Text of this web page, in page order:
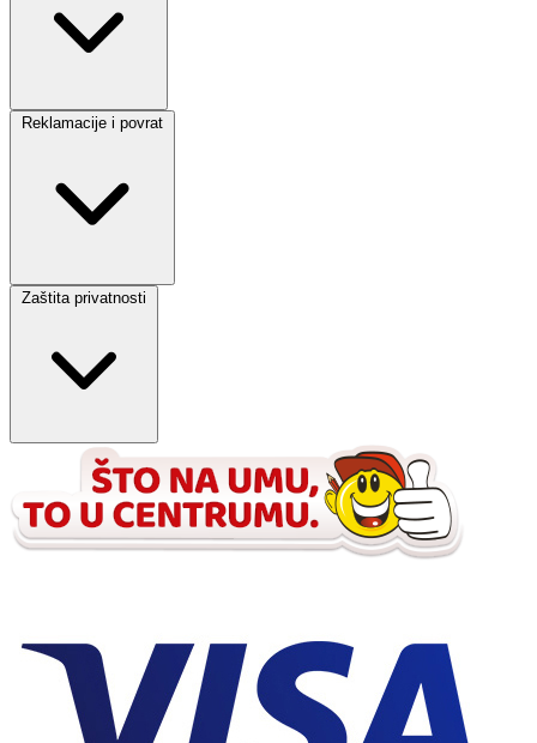
Reklamacije i povrat
Zaštita privatnosti